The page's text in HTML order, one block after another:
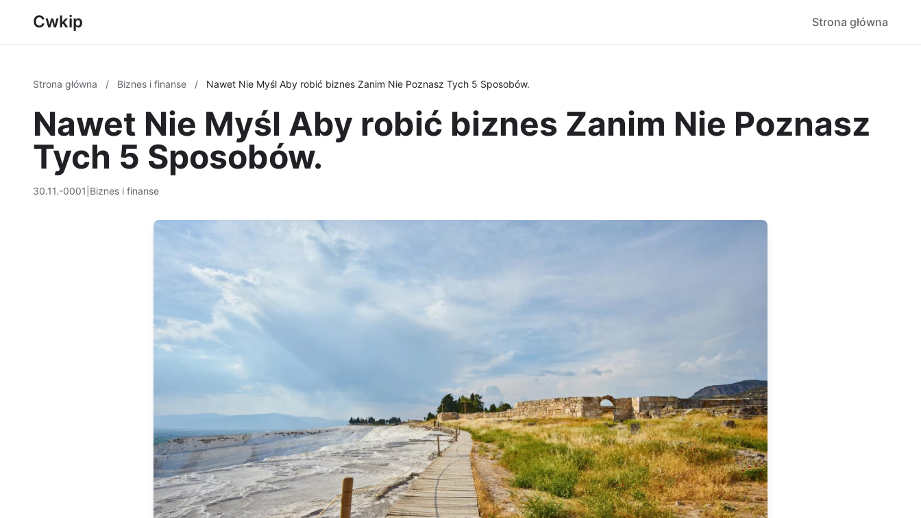
Cwkip Strona główna
Strona główna / Biznes i finanse / Nawet Nie Myśl Aby robić biznes Zanim Nie Poznasz Tych 5 Sposobów.
Nawet Nie Myśl Aby robić biznes Zanim Nie Poznasz
Tych 5 Sposobów.
30.11.-0001 Biznes i finanse